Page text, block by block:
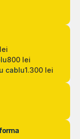
800 lei
cablu1.300 lei